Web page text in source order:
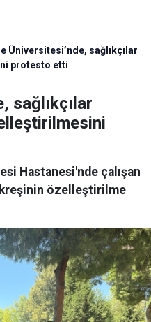
Üniversitesi’nde, sağlıkçılar
protesto etti
sağlıkçılar
Hastanesi'nde çalışan
özelleştirilme